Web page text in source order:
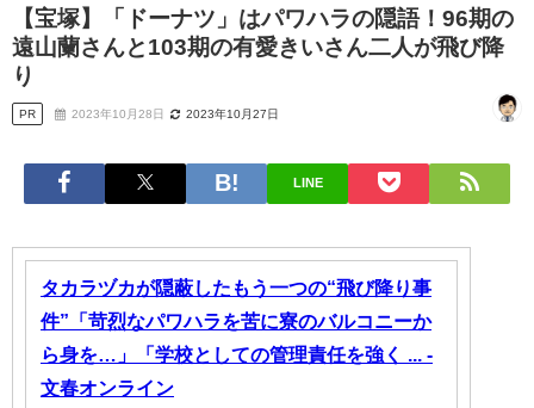
【宝塚】「ドーナツ」はパワハラの隠語！96期の
遠山蘭さんと103期の有愛きいさん二人が飛び降
り
PR 2023年10月28日 2023年10月27日
LINE
タカラヅカが隠蔽したもう一つの“飛び降り事
件”「苛烈なパワハラを苦に寮のバルコニーか
ら身を…」「学校としての管理責任を強く ... -
文春オンライン